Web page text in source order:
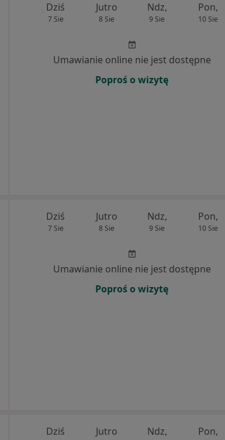
Dziś
7 Sie
Jutro
8 Sie
Ndz,
9 Sie
Pon,
10 Sie
Umawianie online nie jest dostępne
Poproś o wizytę
Dziś
7 Sie
Jutro
8 Sie
Ndz,
9 Sie
Pon,
10 Sie
Umawianie online nie jest dostępne
Poproś o wizytę
Dziś Jutro Ndz, Pon,